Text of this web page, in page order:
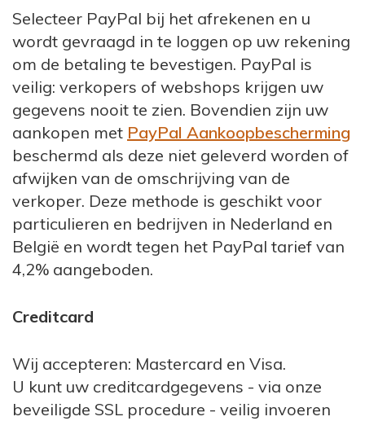
Selecteer PayPal bij het afrekenen en u
wordt gevraagd in te loggen op uw rekening
om de betaling te bevestigen. PayPal is
veilig: verkopers of webshops krijgen uw
gegevens nooit te zien. Bovendien zijn uw
aankopen met PayPal Aankoopbescherming
beschermd als deze niet geleverd worden of
afwijken van de omschrijving van de
verkoper. Deze methode is geschikt voor
particulieren en bedrijven in Nederland en
België en wordt tegen het PayPal tarief van
4,2% aangeboden.
Creditcard
Wij accepteren: Mastercard en Visa.
U kunt uw creditcardgegevens - via onze
beveiligde SSL procedure - veilig invoeren